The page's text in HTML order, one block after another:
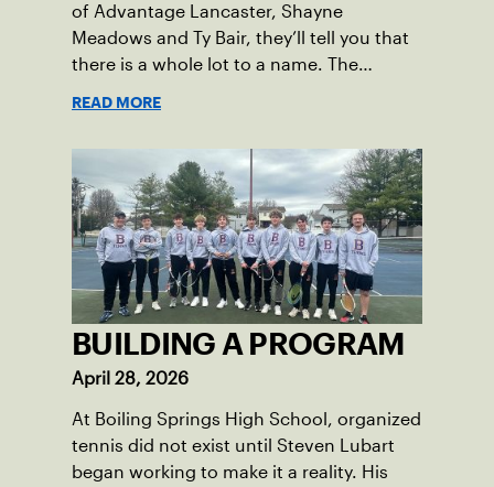
of Advantage Lancaster, Shayne
Meadows and Ty Bair, they’ll tell you that
there is a whole lot to a name. The
READ MORE
BUILDING A PROGRAM
April 28, 2026
At Boiling Springs High School, organized
tennis did not exist until Steven Lubart
began working to make it a reality. His